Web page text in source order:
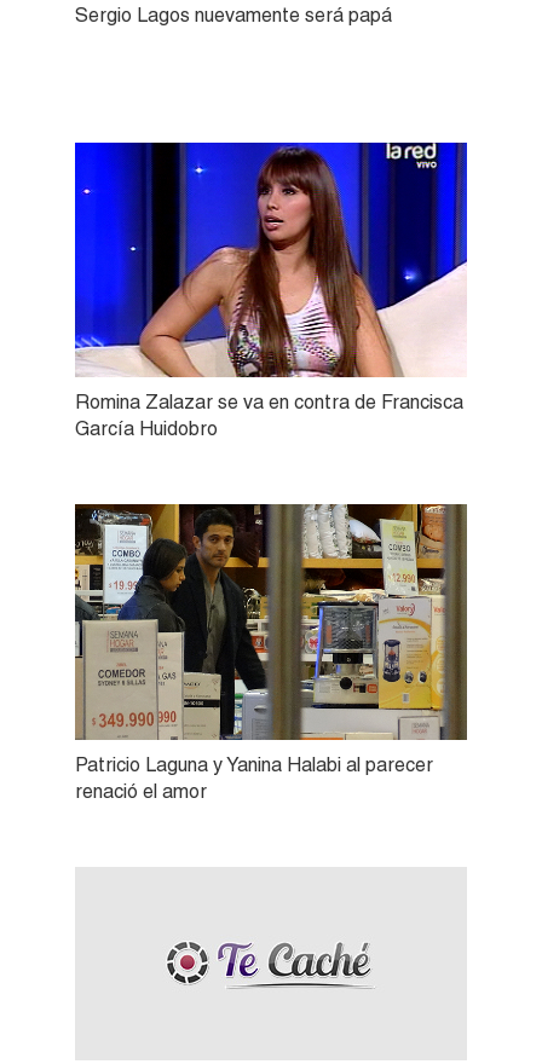
Sergio Lagos nuevamente será papá
Romina Zalazar se va en contra de Francisca
García Huidobro
Patricio Laguna y Yanina Halabi al parecer
renació el amor